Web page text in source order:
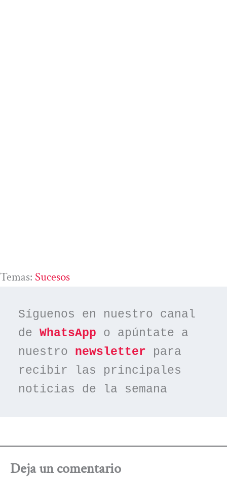
Temas: Sucesos
Síguenos en nuestro canal
de WhatsApp o apúntate a
nuestro newsletter para
recibir las principales
noticias de la semana
Deja un comentario